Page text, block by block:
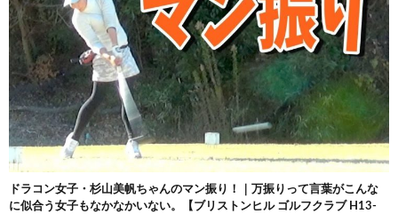
ドラコン女子・杉山美帆ちゃんのマン振り！｜万振りって言葉がこんな
に似合う女子もなかなかいない。【ブリストンヒル ゴルフクラブ H13-